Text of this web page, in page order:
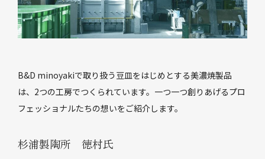
B&D minoyakiで取り扱う豆皿をはじめとする美濃焼製品
は、2つの工房でつくられています。一つ一つ創りあげるプロ
フェッショナルたちの想いをご紹介します。
杉浦製陶所 徳村氏